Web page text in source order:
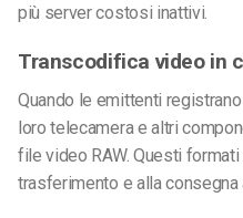
più server costosi inattivi.
Transcodifica video in
Quando le emittenti
loro telecamera e altri
file video RAW. Questi
trasferimento e alla consegna